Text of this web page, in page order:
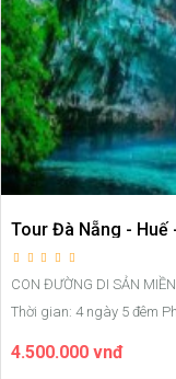
Tour Đà Nẵng - Huế
CON ĐƯỜNG DI SẢN MIỀN
Thời gian: 4 ngày 5 đêm
4.500.000 vnđ